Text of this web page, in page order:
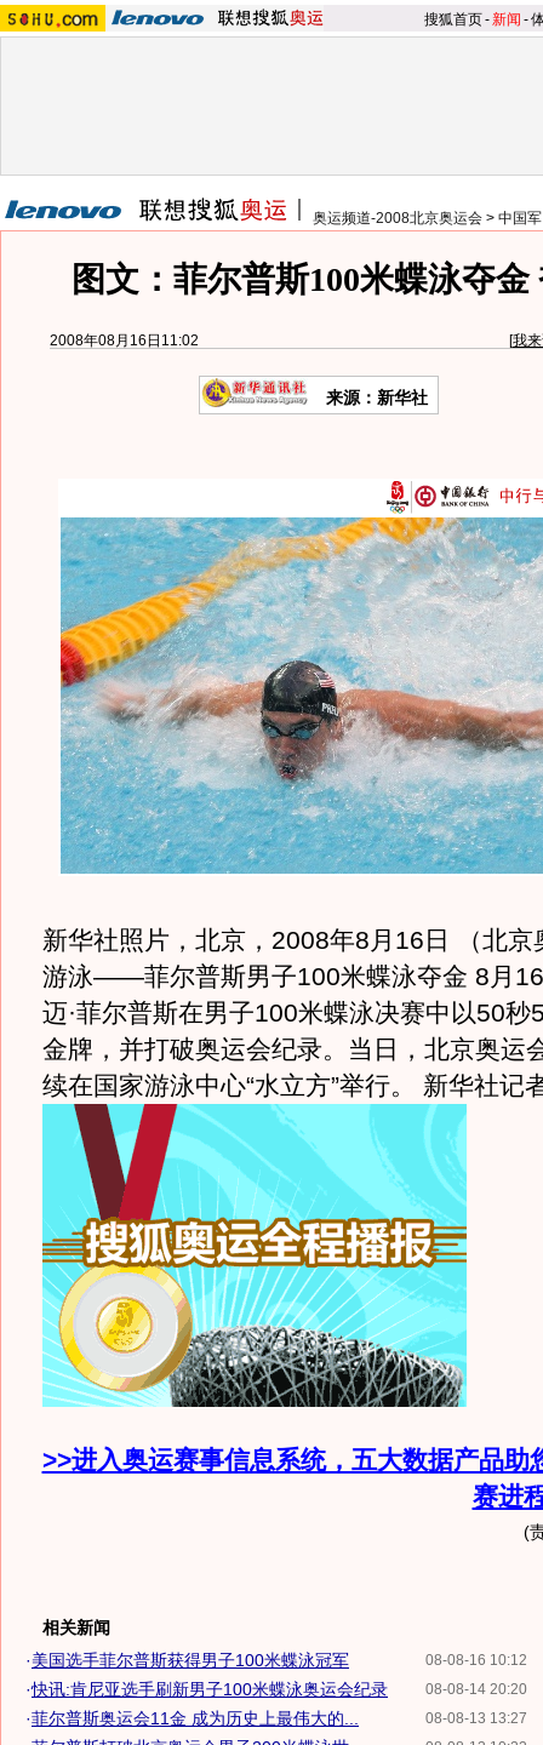
搜狐首页-新闻 -
奥运频道-2008北京奥运会 > 中国
图文：菲尔普斯100米蝶泳夺金
2008年08月16日11:02 [我
来源：新华社
新华社照片，北京，2008年8月16日 （北京
游泳——菲尔普斯男子100米蝶泳夺金 8月
迈·菲尔普斯在男子100米蝶泳决赛中以50秒
金牌，并打破奥运会纪录。当日，北京奥运
续在国家游泳中心“水立方”举行。 新华社记
>>进入奥运赛事信息系统，五大数据产品助
赛进
(
相关新闻
08-08-16 10:12
·美国选手菲尔普斯获得男子100米蝶泳冠军
08-08-14 20:20
·快讯:肯尼亚选手刷新男子100米蝶泳奥运会纪录
08-08-13 13:27
·菲尔普斯奥运会11金 成为历史上最伟大的...